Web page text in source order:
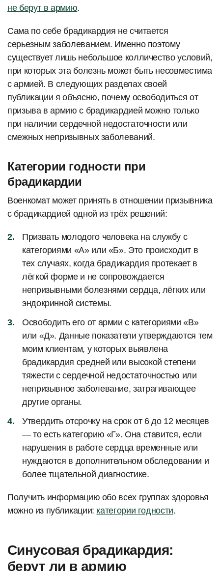
не берут в армию.
Сама по себе брадикардия не считается
серьезным заболеванием. Именно поэтому
существует лишь небольшое колличество условий,
при которых эта болезнь может быть несовместима
с армией. В следующих разделах своей
публикации я объясню, почему освободиться от
призыва в армию с брадикардией можно только
при наличии сердечной недостаточности или
смежных непризывных заболеваний.
Категории годности при
брадикардии
Военкомат может принять в отношении призывника
с брадикардией одной из трёх решений:
Призвать молодого человека на службу с
категориями «А» или «Б». Это происходит в
тех случаях, когда брадикардия протекает в
лёгкой форме и не сопровождается
непризывными болезнями сердца, лёгких или
эндокринной системы.
Освободить его от армии с категориями «В»
или «Д». Данные показатели утверждаются тем
моим клиентам, у которых выявлена
брадикардия средней или высокой степени
тяжести с сердечной недостаточностью или
непризывное заболевание, затрагивающее
другие органы.
Утвердить отсрочку на срок от 6 до 12 месяцев
— то есть категорию «Г». Она ставится, если
нарушения в работе сердца временные или
нуждаются в дополнительном обследовании и
более тщательной диагностике.
Получить информацию обо всех группах здоровья
можно из публикации: категории годности.
Синусовая брадикардия:
берут ли в армию